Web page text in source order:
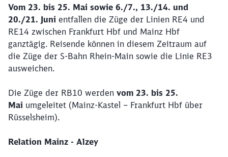
Vom 23. bis 25. Mai sowie 6./7., 13./14. und
20./21. Juni entfallen die Züge der Linien RE4 und
RE14 zwischen Frankfurt Hbf und Mainz Hbf
ganztägig. Reisende können in diesem Zeitraum auf
die Züge der S-Bahn Rhein-Main sowie die Linie RE3
ausweichen.
Die Züge der RB10 werden vom 23. bis 25.
Mai umgeleitet (Mainz-Kastel – Frankfurt Hbf über
Rüsselsheim).
Relation Mainz - Alzey